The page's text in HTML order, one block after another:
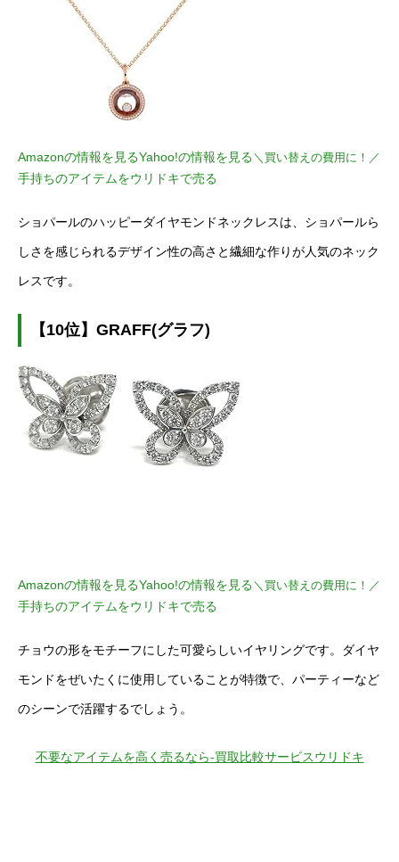
Amazonの情報を見るYahoo!の情報を見る ＼買い替えの費用に！／
手持ちのアイテムをウリドキで売る
ショパールのハッピーダイヤモンドネックレスは、ショパールら
しさを感じられるデザイン性の高さと繊細な作りが人気のネック
レスです。
【10位】GRAFF(グラフ)
Amazonの情報を見るYahoo!の情報を見る ＼買い替えの費用に！／
手持ちのアイテムをウリドキで売る
チョウの形をモチーフにした可愛らしいイヤリングです。ダイヤ
モンドをぜいたくに使用していることが特徴で、パーティーなど
のシーンで活躍するでしょう。
不要なアイテムを高く売るなら-買取比較サービスウリドキ